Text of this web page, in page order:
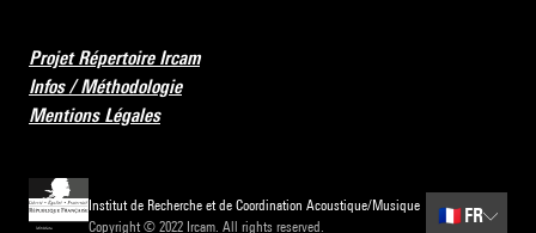
Projet Répertoire Ircam
Infos / Méthodologie
Mentions Légales
Institut de Recherche et de Coordination Acoustique/Musique
Copyright © 2022 Ircam. All rights reserved.
🇫🇷 FR